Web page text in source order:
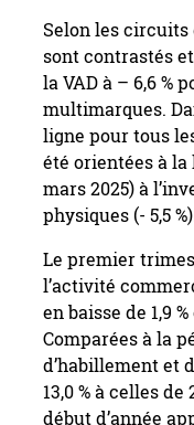
Selon les
sont contrastés et
la VAD à – 6,6 %
multimarques.
ligne pour tous
été orientées à la
mars 2025) à
physiques (- 5,5
Le premier
l’activité
en baisse de 1,9
Comparées à la
d’habillement et
13,0 % à celles
début d’année